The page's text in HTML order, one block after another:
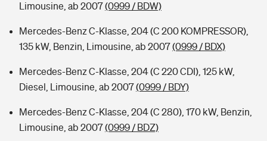
Limousine, ab 2007(0999 / BDW)
Mercedes-Benz C-Klasse, 204 (C 200 KOMPRESSOR),
135 kW, Benzin, Limousine, ab 2007(0999 / BDX)
Mercedes-Benz C-Klasse, 204 (C 220 CDI), 125 kW,
Diesel, Limousine, ab 2007(0999 / BDY)
Mercedes-Benz C-Klasse, 204 (C 280), 170 kW, Benzin,
Limousine, ab 2007(0999 / BDZ)